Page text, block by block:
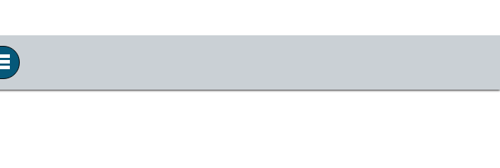
Service